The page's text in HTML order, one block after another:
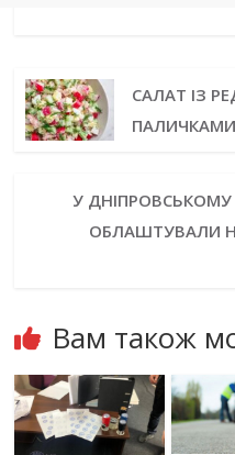
САЛАТ ІЗ
У
ОБЛАШТУВАЛИ
Вам також